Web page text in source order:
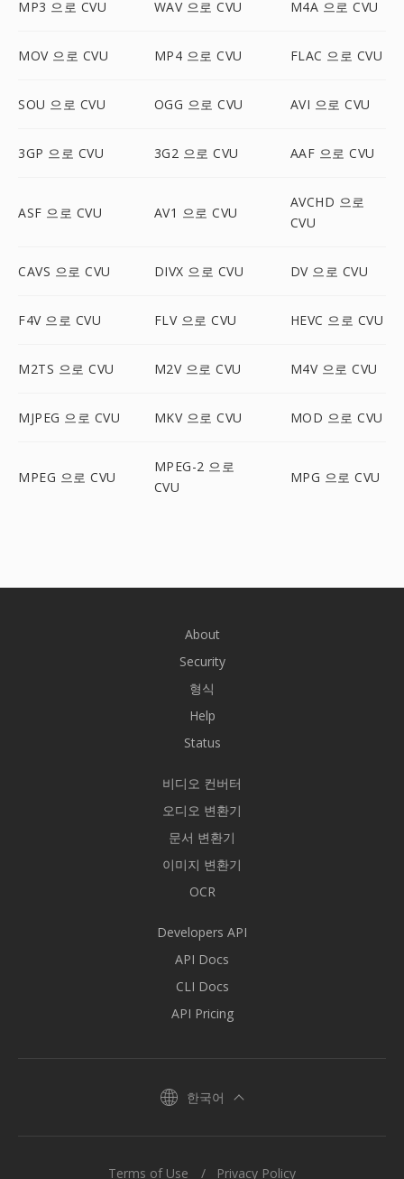
MP3 으로 CVU WAV 으로 CVU M4A 으로 CVU
MOV 으로 CVU MP4 으로 CVU FLAC 으로 CVU
SOU 으로 CVU OGG 으로 CVU AVI 으로 CVU
3GP 으로 CVU 3G2 으로 CVU AAF 으로 CVU
ASF 으로 CVU AV1 으로 CVU
AVCHD 으로
CVU
CAVS 으로 CVU DIVX 으로 CVU DV 으로 CVU
F4V 으로 CVU FLV 으로 CVU HEVC 으로 CVU
M2TS 으로 CVU M2V 으로 CVU M4V 으로 CVU
MJPEG 으로 CVU MKV 으로 CVU MOD 으로 CVU
MPEG 으로 CVU
MPEG-2 으로
CVU
MPG 으로 CVU
About
Security
형식
Help
Status
비디오 컨버터
오디오 변환기
문서 변환기
이미지 변환기
OCR
Developers API
API Docs
CLI Docs
API Pricing
한국어
Terms of Use Privacy Policy